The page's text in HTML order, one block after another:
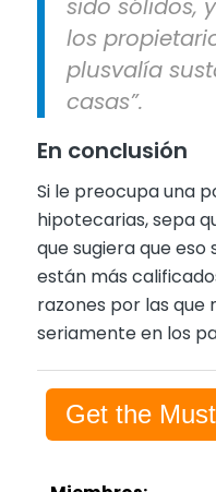
sido sólidos,
los
plusvalía
casas”.
En conclusión
Si le preocupa una
hipotecarias, sepa
que sugiera que
están más
razones por las que
seriamente en los
Get the